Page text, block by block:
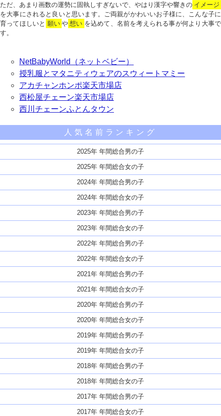
ただ、あまり画数の運勢に固執しすぎないで、やはり漢字や響きの イメージ
を大事にされると良いと思います。ご両親がかわいいお子様に、こんな子に
育ってほしいと 願い や 想い を込めて、名前を考えられる事が何より大事で
す。
NetBabyWorld（ネットベビー）
授乳服とマタニティウェアのスウィートマミー
アカチャンホンポ楽天市場店
西松屋チェーン楽天市場店
西川チェーンふとんタウン
人気名前ランキング
2025年 年間総合男の子
2025年 年間総合女の子
2024年 年間総合男の子
2024年 年間総合女の子
2023年 年間総合男の子
2023年 年間総合女の子
2022年 年間総合男の子
2022年 年間総合女の子
2021年 年間総合男の子
2021年 年間総合女の子
2020年 年間総合男の子
2020年 年間総合女の子
2019年 年間総合男の子
2019年 年間総合女の子
2018年 年間総合男の子
2018年 年間総合女の子
2017年 年間総合男の子
2017年 年間総合女の子